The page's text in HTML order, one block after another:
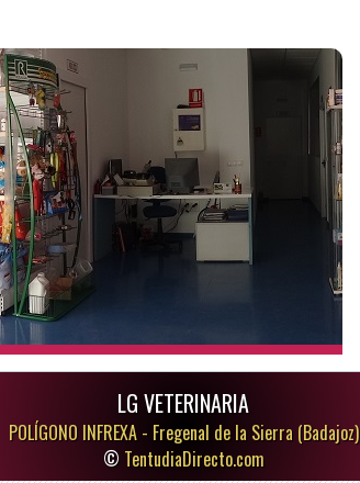
LG VETERINARIA
POLÍGONO INFREXA - Fregenal de la Sierra (Badajoz)
© TentudiaDirecto.com